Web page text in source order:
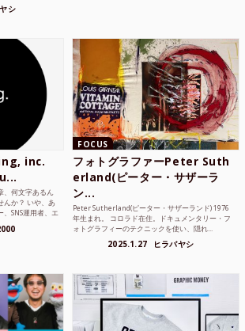
シ
inc.
、何文字あるん
んか？ いや、あ
、SNS運用者、エ
FOCUS
フォトグラファーPeter Suth
erland(ピーター・サザーラ
ン...
Peter Sutherland(ピーター・サザーランド) 1976
年生まれ。 コロラド在住。ドキュメンタリー・フ
ォトグラフィーのテクニックを使い、隠れ...
2025.1.27 ヒラバヤシ